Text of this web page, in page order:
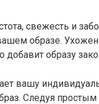
свежесть и
образе.
образу
вашу
Следуя